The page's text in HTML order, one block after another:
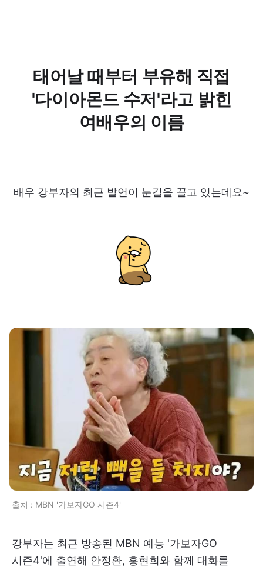
태어날 때부터 부유해 직접
'다이아몬드 수저'라고 밝힌
여배우의 이름
배우 강부자의 최근 발언이 눈길을 끌고 있는데요~
출처 : MBN '가보자GO 시즌4'
강부자는 최근 방송된 MBN 예능 '가보자GO
시즌4'에 출연해 안정환, 홍현희와 함께 대화를